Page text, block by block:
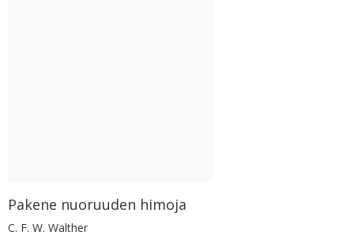
Pakene nuoruuden himoja
C. F. W. Walther